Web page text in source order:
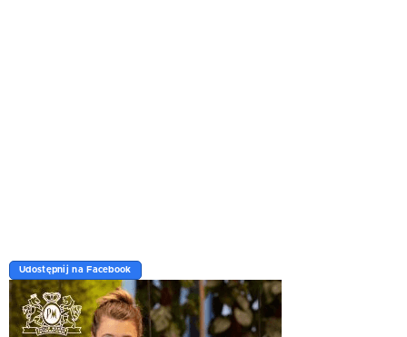
Udostępnij na Facebook